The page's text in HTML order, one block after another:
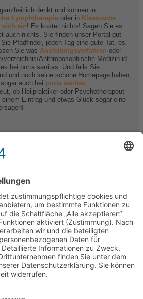
denkt und können in
Lymphtherapie oder in Klassische
sich ein! Es kostet nichts! Sagen Sie es
auch nichts. Sie finden unser Portal gut –
Pfadfinder, jeden Tag eine gute Tat, es
Sie was Ausleitungsverfahren oder
verzeichnis/Anthroposophische-Medizin-id-
bei porta sanitas. Und falls Sie
und noch keine schöne Homepage haben,
auch bei porta sanitas.
ob Heilpraktiker oder Psychotherapeut
Eintrag und etwas Glück sogar eine